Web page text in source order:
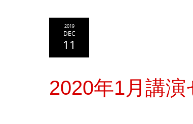
2019
DEC
11
2020年1月講